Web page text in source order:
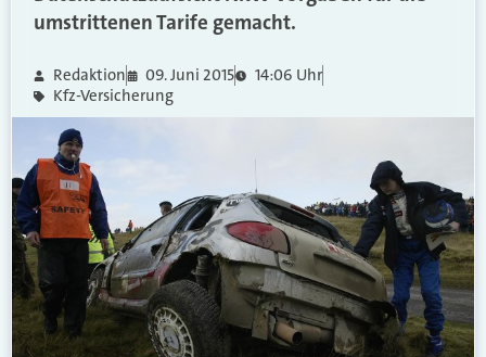
umstrittenen Tarife gemacht.
Redaktion 09. Juni 2015
14:06 Uhr
Kfz-Versicherung